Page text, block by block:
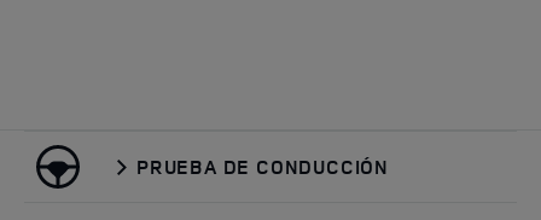
PRUEBA DE CONDUCCIÓN